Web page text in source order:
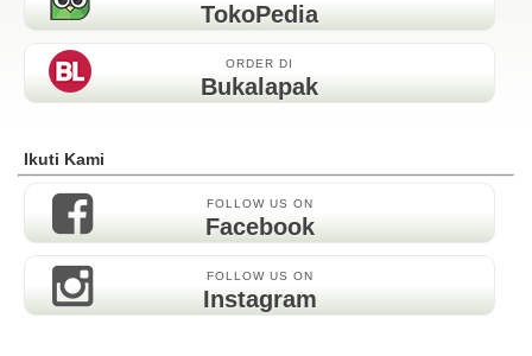
TokoPedia
ORDER DI
Bukalapak
Ikuti Kami
FOLLOW US ON
Facebook
FOLLOW US ON
Instagram